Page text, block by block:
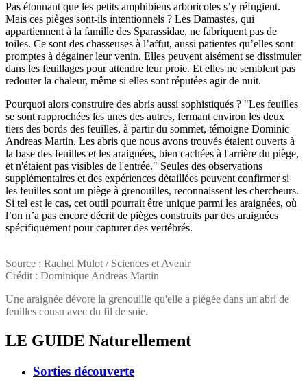
Pas étonnant que les petits amphibiens arboricoles s’y réfugient.
Mais ces pièges sont-ils intentionnels ? Les Damastes, qui
appartiennent à la famille des Sparassidae, ne fabriquent pas de
toiles. Ce sont des chasseuses à l’affut, aussi patientes qu’elles sont
promptes à dégainer leur venin. Elles peuvent aisément se dissimuler
dans les feuillages pour attendre leur proie. Et elles ne semblent pas
redouter la chaleur, même si elles sont réputées agir de nuit.
Pourquoi alors construire des abris aussi sophistiqués ? "Les feuilles
se sont rapprochées les unes des autres, fermant environ les deux
tiers des bords des feuilles, à partir du sommet, témoigne Dominic
Andreas Martin. Les abris que nous avons trouvés étaient ouverts à
la base des feuilles et les araignées, bien cachées à l'arrière du piège,
et n'étaient pas visibles de l'entrée." Seules des observations
supplémentaires et des expériences détaillées peuvent confirmer si
les feuilles sont un piège à grenouilles, reconnaissent les chercheurs.
Si tel est le cas, cet outil pourrait être unique parmi les araignées, où
l’on n’a pas encore décrit de pièges construits par des araignées
spécifiquement pour capturer des vertébrés.
Source : Rachel Mulot / Sciences et Avenir
Crédit : Dominique Andreas Martin
Une araignée dévore la grenouille qu'elle a piégée dans un abri de
feuilles cousu avec du fil de soie.
LE GUIDE Naturellement
Sorties découverte